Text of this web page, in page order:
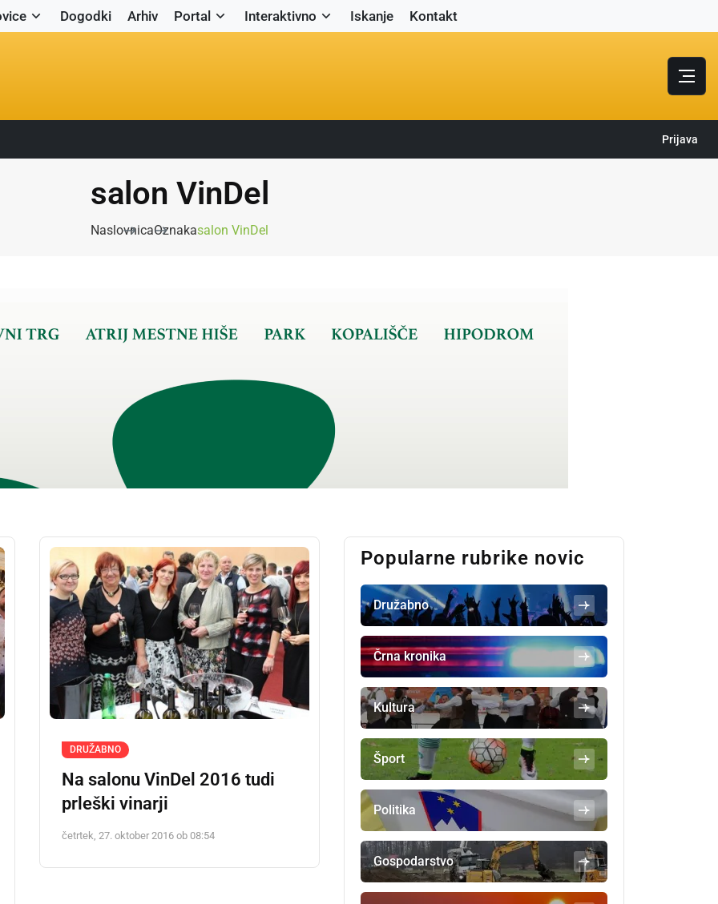
Dogodki Arhiv Portal Interaktivno Iskanje Kontakt
Prijava
salon VinDel
NaslovnicaOznakasalon VinDel
DRUŽABNO
Na salonu VinDel 2016 tudi
prleški vinarji
četrtek, 27. oktober 2016 ob 08:54
Popularne rubrike novic
Družabno
Črna kronika
Kultura
Šport
Politika
Gospodarstvo